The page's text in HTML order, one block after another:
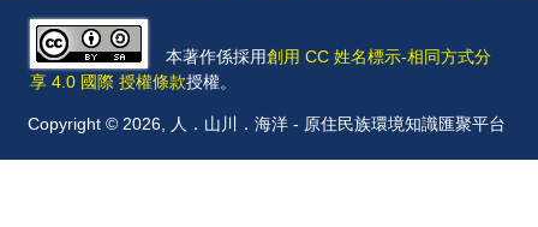
本著作係採用創用 CC 姓名標示-相同方式分
享 4.0 國際 授權條款授權。
Copyright © 2026, 人．山川．海洋 - 原住民族環境知識匯聚平台